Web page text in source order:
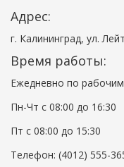
Адрес:
г. Калининград, ул.
Время работы:
Ежедневно по
Пн-Чт с 08:00 до 16:30
Пт с 08:00 до 15:30
Телефон: (4012) 555-